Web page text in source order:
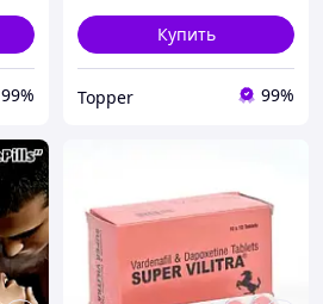
99%
Купить
Topper 99%